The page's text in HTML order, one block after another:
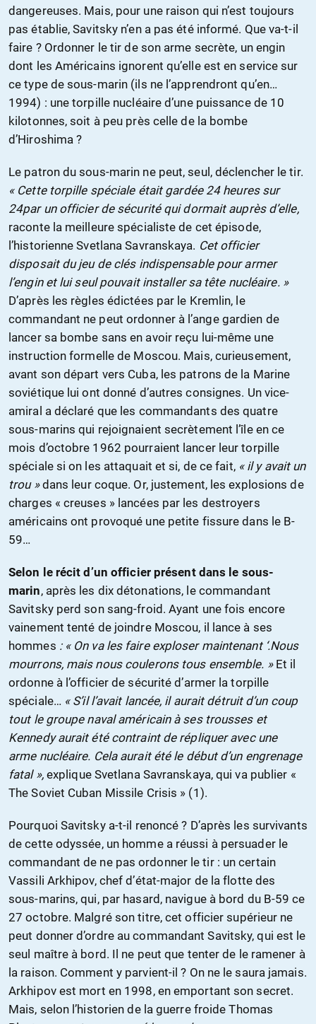
dangereuses. Mais, pour une raison qui n’est toujours
pas établie, Savitsky n’en a pas été informé. Que va-t-il
faire ? Ordonner le tir de son arme secrète, un engin
dont les Américains ignorent qu’elle est en service sur
ce type de sous-marin (ils ne l’apprendront qu’en…
1994) : une torpille nucléaire d’une puissance de 10
kilotonnes, soit à peu près celle de la bombe
d’Hiroshima ?
Le patron du sous-marin ne peut, seul, déclencher le tir.
« Cette torpille spéciale était gardée 24 heures sur
24par un officier de sécurité qui dormait auprès d’elle,
raconte la meilleure spécialiste de cet épisode,
l’historienne Svetlana Savranskaya. Cet officier
disposait du jeu de clés indispensable pour armer
l’engin et lui seul pouvait installer sa tête nucléaire. »
D’après les règles édictées par le Kremlin, le
commandant ne peut ordonner à l’ange gardien de
lancer sa bombe sans en avoir reçu lui-même une
instruction formelle de Moscou. Mais, curieusement,
avant son départ vers Cuba, les patrons de la Marine
soviétique lui ont donné d’autres consignes. Un vice-
amiral a déclaré que les commandants des quatre
sous-marins qui rejoignaient secrètement l’île en ce
mois d’octobre 1962 pourraient lancer leur torpille
spéciale si on les attaquait et si, de ce fait, « il y avait un
trou »dans leur coque. Or, justement, les explosions de
charges « creuses » lancées par les destroyers
américains ont provoqué une petite fissure dans le B-
59…
Selon le récit d’un officier présent dans le sous-
marin, après les dix détonations, le commandant
Savitsky perd son sang-froid. Ayant une fois encore
vainement tenté de joindre Moscou, il lance à ses
hommes : « On va les faire exploser maintenant ‘.Nous
mourrons, mais nous coulerons tous ensemble. »Et il
ordonne à l’officier de sécurité d’armer la torpille
spéciale… « S’il l’avait lancée, il aurait détruit d’un coup
tout le groupe naval américain à ses trousses et
Kennedy aurait été contraint de répliquer avec une
arme nucléaire. Cela aurait été le début d’un engrenage
fatal »,explique Svetlana Savranskaya, qui va publier «
The Soviet Cuban Missile Crisis » (1).
Pourquoi Savitsky a-t-il renoncé ? D’après les survivants
de cette odyssée, un homme a réussi à persuader le
commandant de ne pas ordonner le tir : un certain
Vassili Arkhipov, chef d’état-major de la flotte des
sous-marins, qui, par hasard, navigue à bord du B-59 ce
27 octobre. Malgré son titre, cet officier supérieur ne
peut donner d’ordre au commandant Savitsky, qui est le
seul maître à bord. Il ne peut que tenter de le ramener à
la raison. Comment y parvient-il ? On ne le saura jamais.
Arkhipov est mort en 1998, en emportant son secret.
Mais, selon l’historien de la guerre froide Thomas